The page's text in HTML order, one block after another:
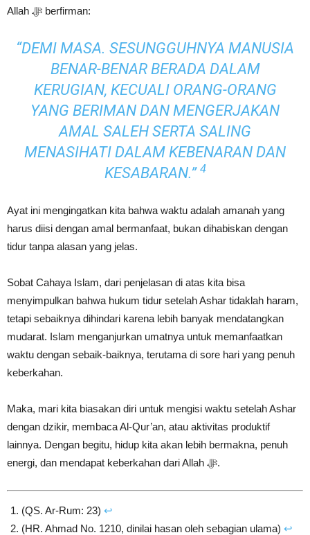
Allah ﷻ berfirman:
“DEMI MASA. SESUNGGUHNYA MANUSIA
BENAR-BENAR BERADA DALAM
KERUGIAN, KECUALI ORANG-ORANG
YANG BERIMAN DAN MENGERJAKAN
AMAL SALEH SERTA SALING
MENASIHATI DALAM KEBENARAN DAN
KESABARAN.” 4
Ayat ini mengingatkan kita bahwa waktu adalah amanah yang
harus diisi dengan amal bermanfaat, bukan dihabiskan dengan
tidur tanpa alasan yang jelas.
Sobat Cahaya Islam, dari penjelasan di atas kita bisa
menyimpulkan bahwa hukum tidur setelah Ashar tidaklah haram,
tetapi sebaiknya dihindari karena lebih banyak mendatangkan
mudarat. Islam menganjurkan umatnya untuk memanfaatkan
waktu dengan sebaik-baiknya, terutama di sore hari yang penuh
keberkahan.
Maka, mari kita biasakan diri untuk mengisi waktu setelah Ashar
dengan dzikir, membaca Al-Qur’an, atau aktivitas produktif
lainnya. Dengan begitu, hidup kita akan lebih bermakna, penuh
energi, dan mendapat keberkahan dari Allah ﷻ.
(QS. Ar-Rum: 23) ↩︎
(HR. Ahmad No. 1210, dinilai hasan oleh sebagian ulama) ↩︎